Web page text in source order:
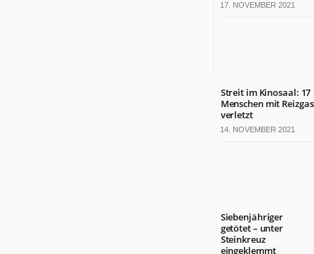
17. NOVEMBER 2021
Streit im Kinosaal: 17
Menschen mit Reizgas
verletzt
14. NOVEMBER 2021
Siebenjähriger
getötet – unter
Steinkreuz
eingeklemmt